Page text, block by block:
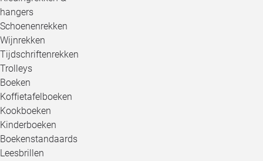
hangers
Schoenenrekken
Wijnrekken
Tijdschriftenrekken
Trolleys
Boeken
Koffietafelboeken
Kookboeken
Kinderboeken
Boekenstandaards
Leesbrillen